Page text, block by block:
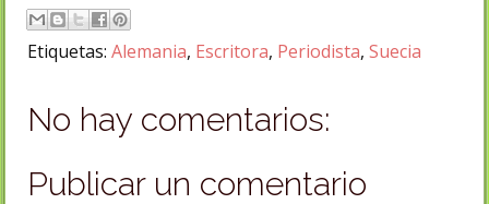
Etiquetas: Alemania, Escritora, Periodista, Suecia
No hay comentarios:
Publicar un comentario